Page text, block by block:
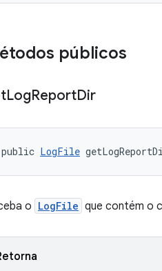
públicos
LogReportDir
public LogFile
o LogFile que contém o